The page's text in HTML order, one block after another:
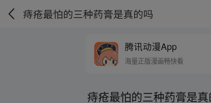
痔疮最怕的三种药膏是真的吗
腾讯动漫App
海量正版漫画畅快看
痔疮最怕的三种药膏是